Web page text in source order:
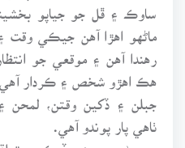
ساوڪ ۽ ڦل جو جياپو
ماڻهو اهڙا آهن جيڪي وقت
رهندا آهن ۽ موقعي جو
هڪ اهڙو شخص ۽ ڪردار
جبلن ۽ ڏکين وقتن، لمحن
ٺاهي پار پوندو آهي.
عيسيٰ جو جنم ڏوڪري